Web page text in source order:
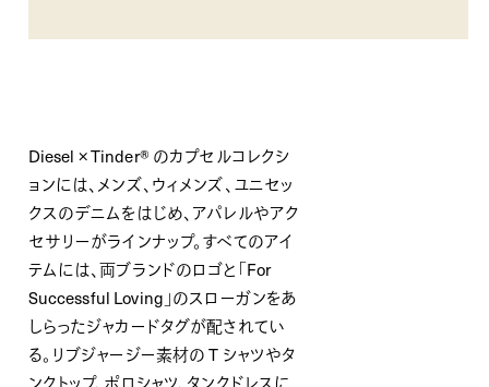
Diesel × Tinder® のカプセルコレクシ
ョンには、メンズ、ウィメンズ、ユニセッ
クスのデニムをはじめ、アパレルやアク
セサリーがラインナップ。すべてのアイ
テムには、両ブランドのロゴと「For
Successful Loving」のスローガンをあ
しらったジャカードタグが配されてい
る。リブジャージー素材の T シャツやタ